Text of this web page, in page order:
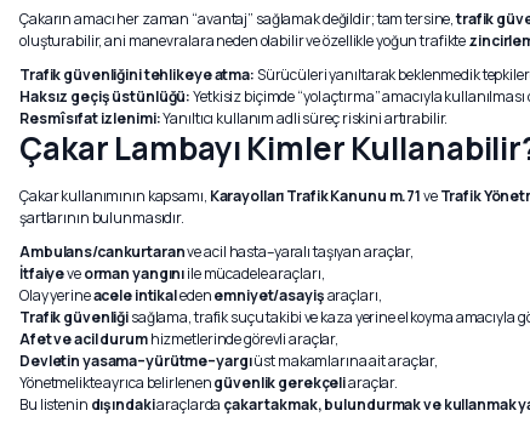
Çakarın amacı her zaman “avantaj” sağlamak değildir; tam tersine,trafik
oluşturabilir, ani manevralara neden olabilir ve özellikle yoğun trafikte
Trafik güvenliğini tehlikeye atma:Sürücüleri yanıltarak beklenmedik
Haksız geçiş üstünlüğü:Yetkisiz biçimde “yol açtırma” amacıyla
Resmî sıfat izlenimi:Yanıltıcı kullanım adli süreç riskini artırabilir.
Çakar Lambayı Kimler
Çakar kullanımının kapsamı, Karayolları Trafik Kanunu m.71veTrafik
şartlarının bulunmasıdır.
Ambulans/cankurtaranve acil hasta–yaralı taşıyan araçlar,
İtfaiyeveorman yangınıile mücadele araçları,
Olay yerineacele intikaledenemniyet/asayişaraçları,
Trafik güvenliğisağlama, trafik suçu takibi ve kaza yerine el koyma amacıyla
Afet ve acil durumhizmetlerinde görevli araçlar,
Devletin yasama–yürütme–yargıüst makamlarına ait araçlar,
Yönetmelikte ayrıca belirlenengüvenlik gerekçeliaraçlar.
Bu listenin dışındakiaraçlarda çakar takmak, bulundurmak ve kullanmak